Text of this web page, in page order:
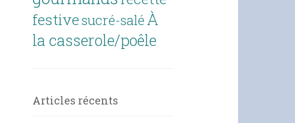
festivesucré-salé À
la casserole/poêle
Articles récents